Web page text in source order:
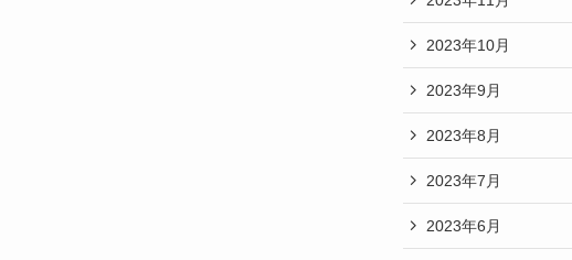
2023年10月
2023年9月
2023年8月
2023年7月
2023年6月